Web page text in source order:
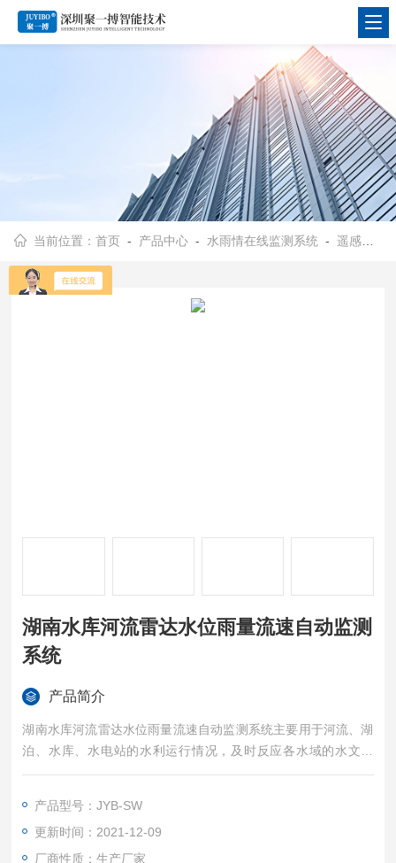
当前位置：首页 - 产品中心 - 水雨情在线监测系统 -遥感预警水位监测系统
湖南水库河流雷达水位雨量流速自动监测
系统
产品简介
湖南水库河流雷达水位雨量流速自动监测系统主要用于河流、湖
泊、水库、水电站的水利运行情况，及时反应各水域的水文特
征，以便相关部门做出安排，防范洪涝灾害事故的发生。实时监
等多种气象要素
产品型号：JYB-SW
更新时间：2021-12-09
厂商性质：生产厂家